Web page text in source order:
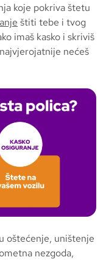
koje pokriva štetu
štiti tebe i tvog
imaš kasko i skriviš
nećeš
oštećenje, uništenje
nezgoda,